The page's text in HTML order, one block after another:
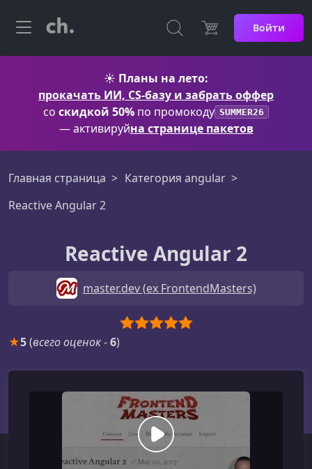
Войти
☀️ Планы на лето:
прокачать ИИ, CS-базу и забрать оффер
со скидкой 50% по промокоду SUMMER26
— активируйна странице пакетов
Главная страница
Категория angular
Reactive Angular 2
Reactive Angular 2
master.dev (ex FrontendMasters)
★5(всего оценок-6)